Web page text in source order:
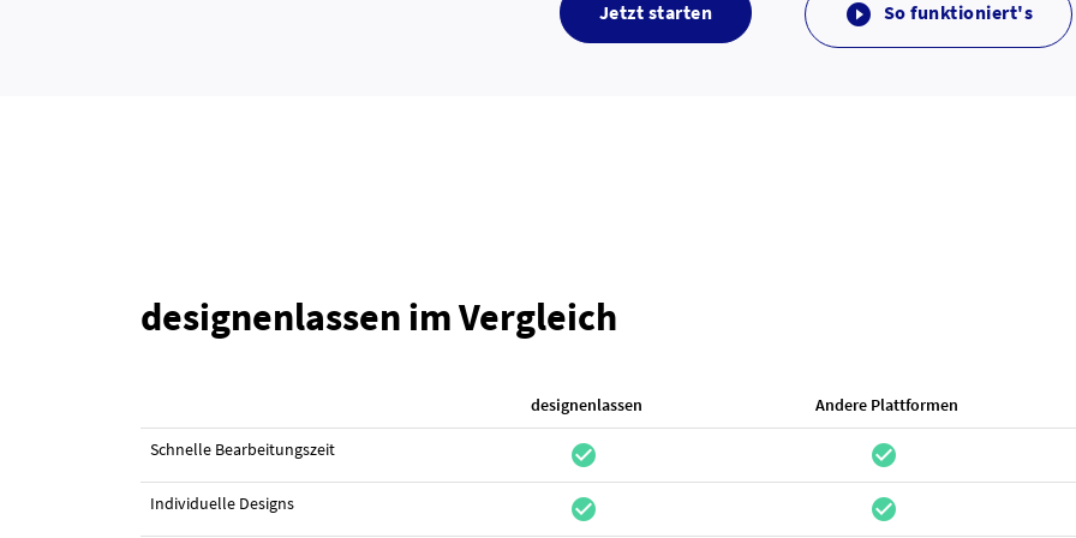
Jetzt starten  So funktioniert's
designenlassen im Vergleich
designenlassen Andere Plattformen
Schnelle Bearbeitungszeit check_circle check_circle
Individuelle Designs check_circle check_circle